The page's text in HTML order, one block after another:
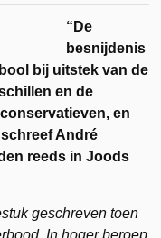
“De
besnijdenis
bij uitstek van de
en de
en
André
reeds in Joods
geschreven toen
In hoger beroep